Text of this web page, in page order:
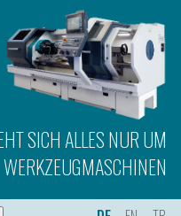
SICH ALLES NUR UM
WERKZEUGMASCHINEN